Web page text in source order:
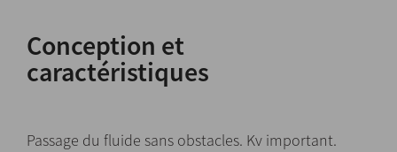
Conception et
caractéristiques
Passage du fluide sans obstacles. Kv important.